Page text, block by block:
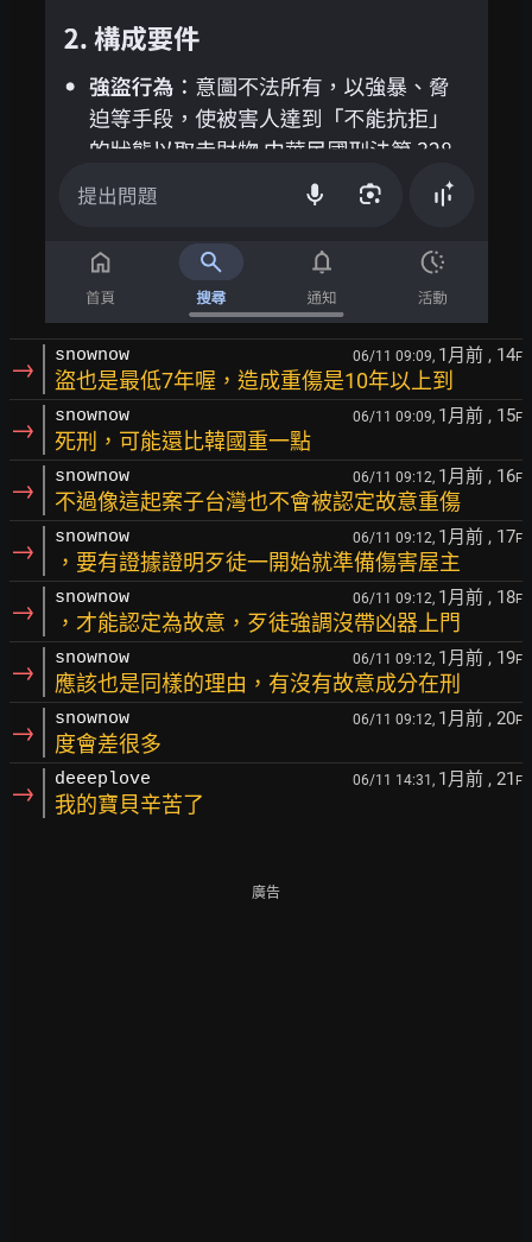
→ snownow 06/11 09:09, 1月前 , 14F
盜也是最低7年喔，造成重傷是10年以上到
→ snownow 06/11 09:09, 1月前 , 15F
死刑，可能還比韓國重一點
→ snownow 06/11 09:12, 1月前 , 16F
不過像這起案子台灣也不會被認定故意重傷
→ snownow 06/11 09:12, 1月前 , 17F
，要有證據證明歹徒一開始就準備傷害屋主
→ snownow 06/11 09:12, 1月前 , 18F
，才能認定為故意，歹徒強調沒帶凶器上門
→ snownow 06/11 09:12, 1月前 , 19F
應該也是同樣的理由，有沒有故意成分在刑
→ snownow 06/11 09:12, 1月前 , 20F
度會差很多
→ deeeplove 06/11 14:31, 1月前 , 21 F
我的寶貝辛苦了
廣告